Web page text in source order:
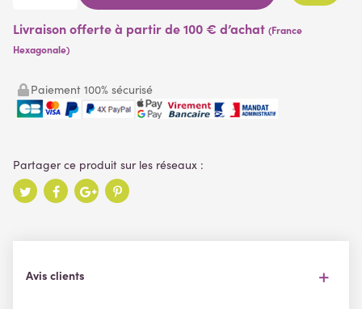
Livraison offerte à partir de 100 € d’achat (France
Hexagonale)
Paiement 100% sécurisé
Avis clients